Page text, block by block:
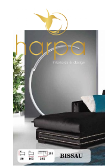
content